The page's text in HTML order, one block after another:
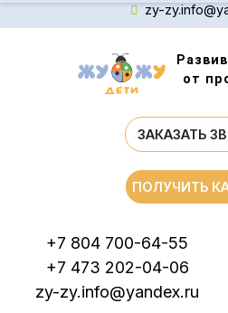
zy-
от
ЗАКАЗАТЬ
+7 804 700-64-55
+7 473 202-04-06
zy-zy.info@yandex.ru
ПОЛУЧИТЬ